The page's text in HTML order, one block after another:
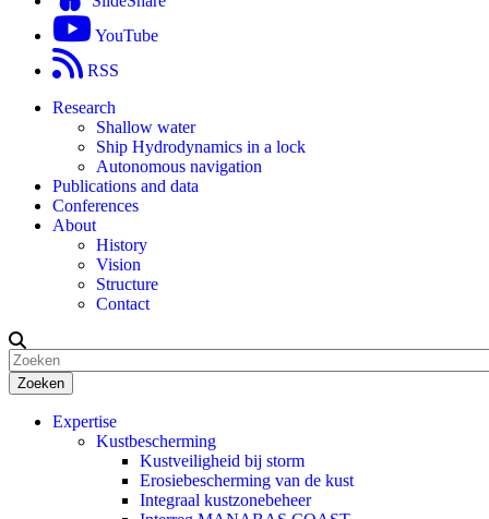
YouTube
RSS
Research
Shallow water
Ship Hydrodynamics in a lock
Autonomous navigation
Publications and data
Conferences
About
History
Vision
Structure
Contact
Zoeken
Expertise
Kustbescherming
Kustveiligheid bij storm
Erosiebescherming van de kust
Integraal kustzonebeheer